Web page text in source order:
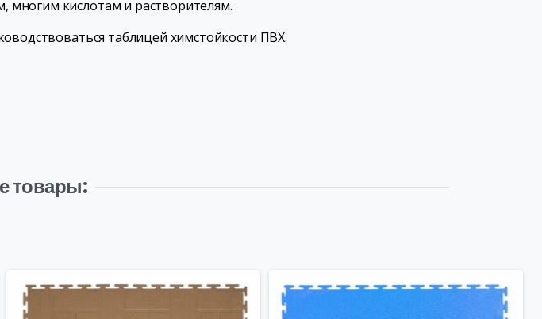
многим кислотам и растворителям.
таблицей химстойкости ПВХ.
товары: